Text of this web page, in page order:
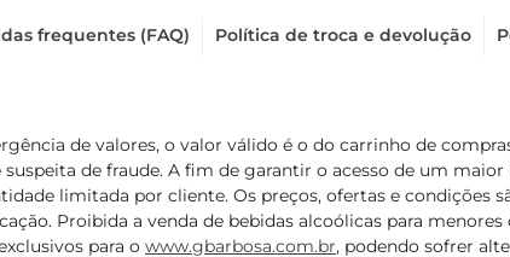
frequentes (FAQ) Política de troca e devolução
de valores, o valor válido é o do carrinho de
suspeita de fraude. A fim de garantir o acesso de um
limitada por cliente. Os preços, ofertas e condições
Proibida a venda de bebidas alcoólicas para
para o www.gbarbosa.com.br, podendo sofrer